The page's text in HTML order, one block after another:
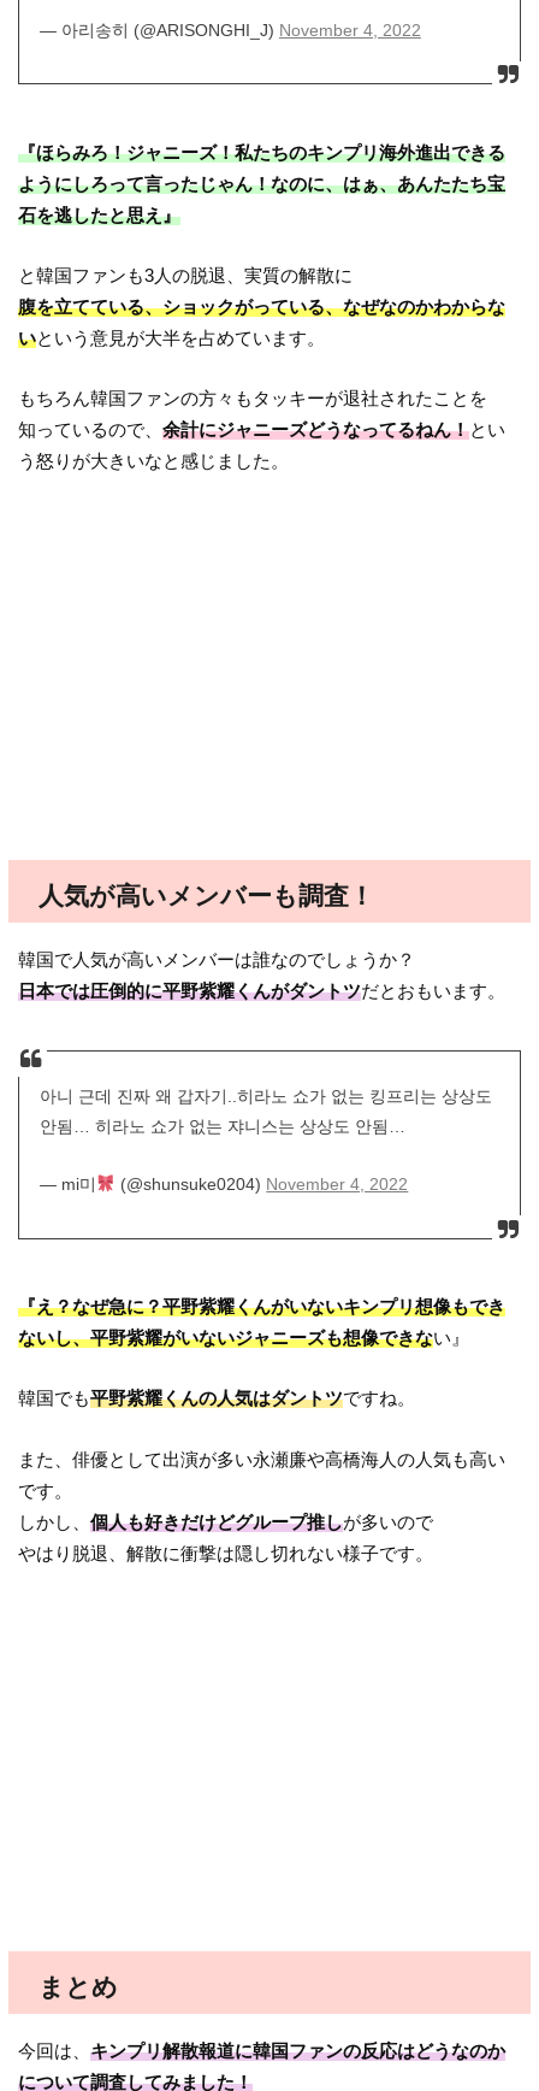
— 아리송히 (@ARISONGHI_J) November 4, 2022
『ほらみろ！ジャニーズ！私たちのキンプリ海外進出できる
ようにしろって言ったじゃん！なのに、はぁ、あんたたち宝
石を逃したと思え』
と韓国ファンも3人の脱退、実質の解散に
腹を立てている、ショックがっている、なぜなのかわからな
いという意見が大半を占めています。
もちろん韓国ファンの方々もタッキーが退社されたことを
知っているので、余計にジャニーズどうなってるねん！とい
う怒りが大きいなと感じました。
人気が高いメンバーも調査！
韓国で人気が高いメンバーは誰なのでしょうか？
日本では圧倒的に平野紫耀くんがダントツだとおもいます。
아니 근데 진짜 왜 갑자기..히라노 쇼가 없는 킹프리는 상상도
안됨… 히라노 쇼가 없는 쟈니스는 상상도 안됨…
— mi미 (@shunsuke0204) November 4, 2022
『え？なぜ急に？平野紫耀くんがいないキンプリ想像もでき
ないし、平野紫耀がいないジャニーズも想像できない』
韓国でも平野紫耀くんの人気はダントツですね。
また、俳優として出演が多い永瀬廉や高橋海人の人気も高い
です。
しかし、個人も好きだけどグループ推しが多いので
やはり脱退、解散に衝撃は隠し切れない様子です。
まとめ
今回は、キンプリ解散報道に韓国ファンの反応はどうなのか
について調査してみました！